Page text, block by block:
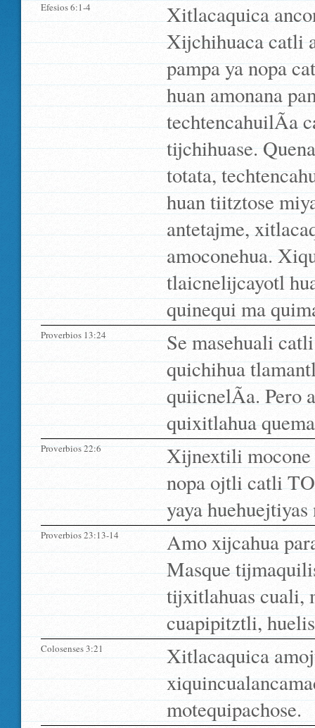
Efesios 6:1-4
Xitlacaquica
Xijchihuaca catli
pampa ya nopa
huan amonana
techtencahuilÃ­a
tijchihuase.
totata,
huan tiitztose
antetajme,
amoconehua.
tlaicnelijcayotl
quinequi ma
Proverbios 13:24
Se masehuali
quichihua
quiicnelÃ­a. Pero
quixitlahua
Proverbios 22:6
Xijnextili mocone
nopa ojtli catli
yaya
Proverbios 23:13-14
Amo xijcahua
Masque
tijxitlahuas cuali,
cuapipitztli,
Colosenses 3:21
Xitlacaquica
motequipachose.